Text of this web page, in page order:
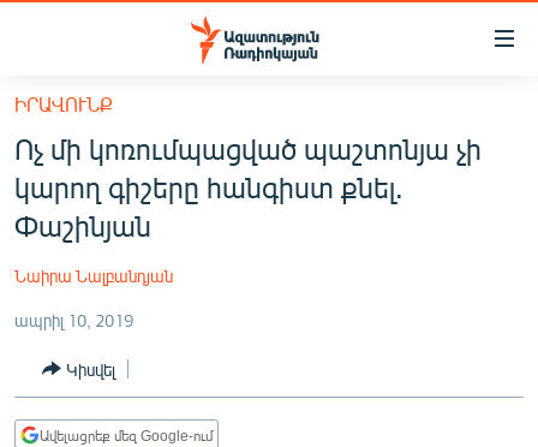
Մատչելիության
հիմնական
բովանդակությանը
Անցնել
հիմնական
մենյուին
ՀԱՅԱՍՏԱՆ
ՔԱՂԱՔԱԿԱՆ
ՏՆՏԵՍՈՒԹՅՈՒՆ
ՂԱՐԱԲԱՂ
ԻՐԱՎՈՒՆՔ
Ոչ մի կոռումպացված պաշտոնյա չի
կարող գիշերը հանգիստ քնել.
Փաշինյան
Նաիրա Նալբանդյան
ապրիլ 10, 2019
Կիսվել
Ավելացրեք մեզ Google-ում